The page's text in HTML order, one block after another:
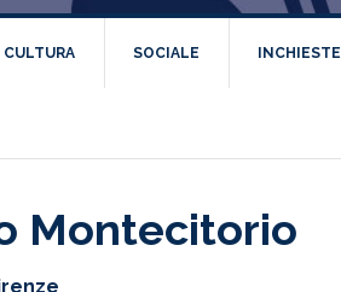
CULTURA SOCIALE INCHIESTE
Montecitorio